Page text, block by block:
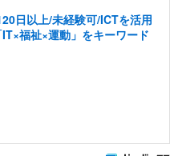
日以上/未経験可/ICTを活用
福祉×運動」をキーワード